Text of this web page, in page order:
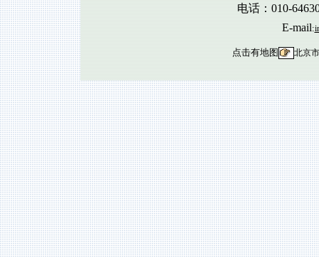
电话：010-
E-mail:
点击有地图 北京